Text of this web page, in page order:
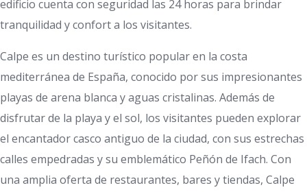
edificio cuenta con seguridad las 24 horas para brindar
tranquilidad y confort a los visitantes.
Calpe es un destino turístico popular en la costa
mediterránea de España, conocido por sus impresionantes
playas de arena blanca y aguas cristalinas. Además de
disfrutar de la playa y el sol, los visitantes pueden explorar
el encantador casco antiguo de la ciudad, con sus estrechas
calles empedradas y su emblemático Peñón de Ifach. Con
una amplia oferta de restaurantes, bares y tiendas, Calpe